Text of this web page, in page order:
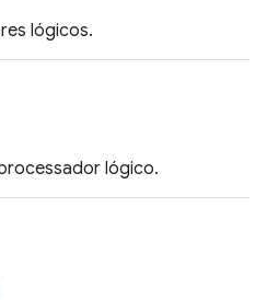
lógicos.
lógico.